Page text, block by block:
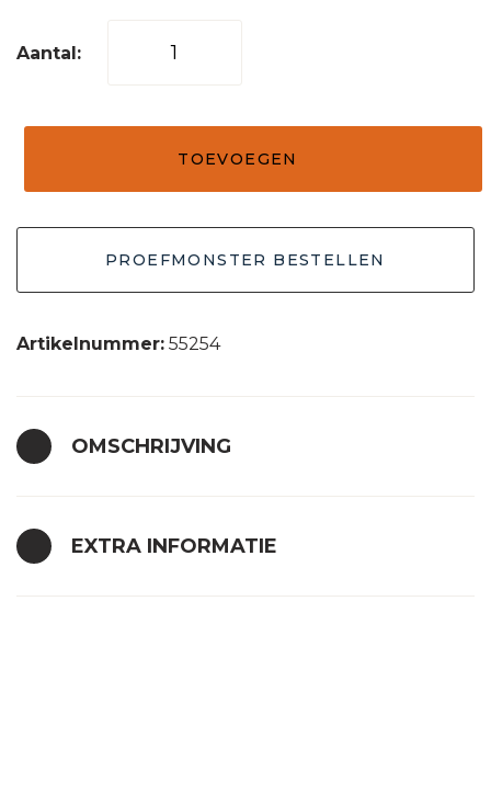
grijs
aantal
TOEVOEGEN
PROEFMONSTER BESTELLEN
Artikelnummer: 55254
OMSCHRIJVING
EXTRA INFORMATIE